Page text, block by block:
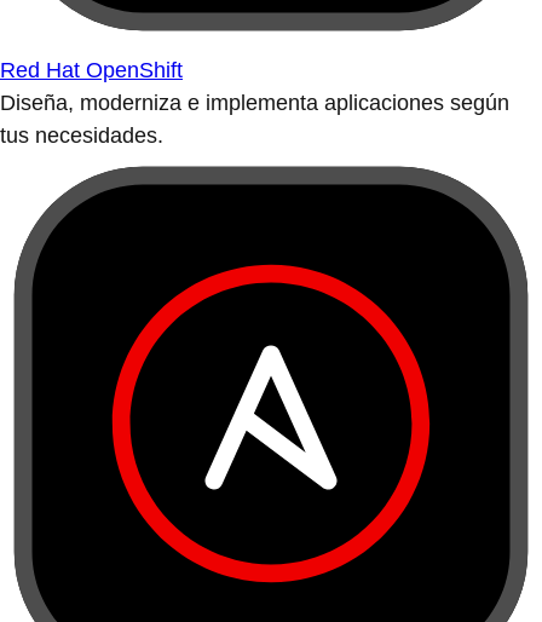
Red Hat OpenShift
Diseña, moderniza e implementa aplicaciones según
tus necesidades.